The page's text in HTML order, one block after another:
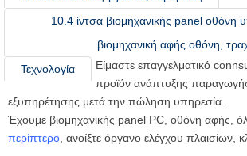
10.4 ίντσα βιομηχανικής panel οθόνη
βιομηχανική αφής οθόνη,
Τεχνολογία
Είμαστε επαγγελματικό
προϊόν ανάπτυξης
εξυπηρέτησης μετά την πώληση υπηρεσία.
Έχουμε βιομηχανικής panel PC, οθόνη αφής,
περίπτερο , ανοίξτε όργανο ελέγχου πλαισίων,